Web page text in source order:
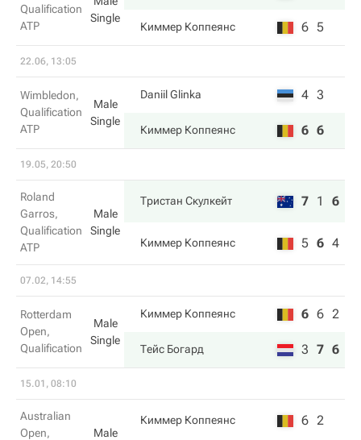
Qualification
ATP
Single
Киммер Коппеянс 6 5
22.06, 13:05
Wimbledon,
Qualification
ATP
Male
Single
Daniil Glinka 4 3
Киммер Коппеянс 6 6
19.05, 20:50
Roland
Garros,
Qualification
ATP
Male
Single
Тристан Скулкейт 7 1 6
Киммер Коппеянс 5 6 4
07.02, 14:55
Rotterdam
Open,
Qualification
Male
Single
Киммер Коппеянс 6 6 2
Тейс Богард 3 7 6
15.01, 08:10
Australian
Open,
Male
Киммер Коппеянс 6 2